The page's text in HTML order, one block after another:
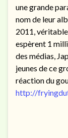
une grande
nom de leur
2011,
espèrent 1
des médias,
jeunes de ce
réaction du
http://